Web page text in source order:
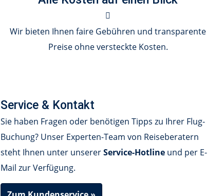
Wir bieten Ihnen faire Gebühren und transparente
Preise ohne versteckte Kosten.
Service & Kontakt
Sie haben Fragen oder benötigen Tipps zu Ihrer Flug-
Buchung? Unser Experten-Team von Reiseberatern
steht Ihnen unter unsererService-Hotline und per E-
Mail zur Verfügung.